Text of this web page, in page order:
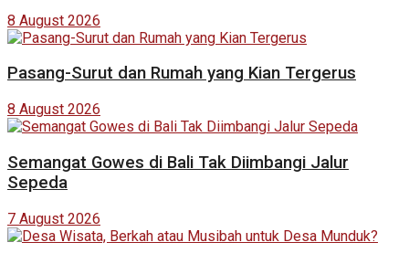
8 August 2026
Pasang-Surut dan Rumah yang Kian Tergerus
8 August 2026
Semangat Gowes di Bali Tak Diimbangi Jalur
Sepeda
7 August 2026